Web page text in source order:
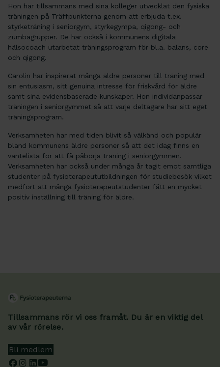
Hon har tillsammans med sina kolleger utvecklat den fysiska
träningen på Träffpunkterna genom att erbjuda t.ex.
styrketräning i seniorgym, styrkegympa, qigong- och
zumbagrupper. De har också i kommunens digitala
hälsocoach utarbetat träningsprogram för bl.a. balans, core
och qigong.
Carolin har inspirerat många äldre personer till träning med
sin entusiasm, sitt genuina intresse för friskvård för äldre
samt sina evidensbaserade kunskaper. Hon individanpassar
träningen i seniorgymmet så att varje deltagare har sitt eget
träningsprogram.
Verksamheten har med tiden blivit så välkänd och populär
bland kommunens äldre personer så att det idag finns en
väntelista för att få påbörja träning i seniorgymmen.
Verksamheten har också under många år tagit emot samtliga
studenter på fysioterapeututbildningen för studiebesök vilket
medfört att många fysioterapeutstudenter fått en mycket
positiv inställning till träning för äldre.
Tillsammans rör vi oss framåt. Du är en viktig del
av vår rörelse.
Bli medlem